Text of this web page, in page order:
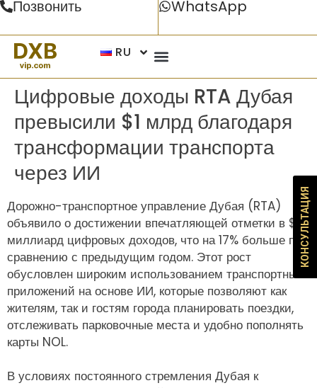
Позвонить WhatsApp
RU
Цифровые доходы RTA Дубая
превысили $1 млрд благодаря
трансформации транспорта
через ИИ
Дорожно-транспортное управление Дубая (RTA)
объявило о достижении впечатляющей отметки в $1
миллиард цифровых доходов, что на 17% больше по
сравнению с предыдущим годом. Этот рост
обусловлен широким использованием транспортных
приложений на основе ИИ, которые позволяют как
жителям, так и гостям города планировать поездки,
отслеживать парковочные места и удобно пополнять
карты NOL.
В условиях постоянного стремления Дубая к
КОНСУЛЬТАЦИЯ